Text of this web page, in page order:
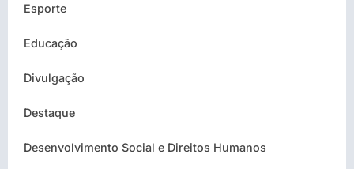
Esporte
Educação
Divulgação
Destaque
Desenvolvimento Social e Direitos Humanos